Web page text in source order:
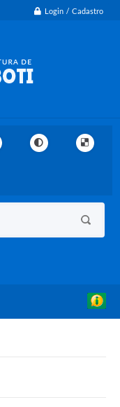
Login / Cadastro